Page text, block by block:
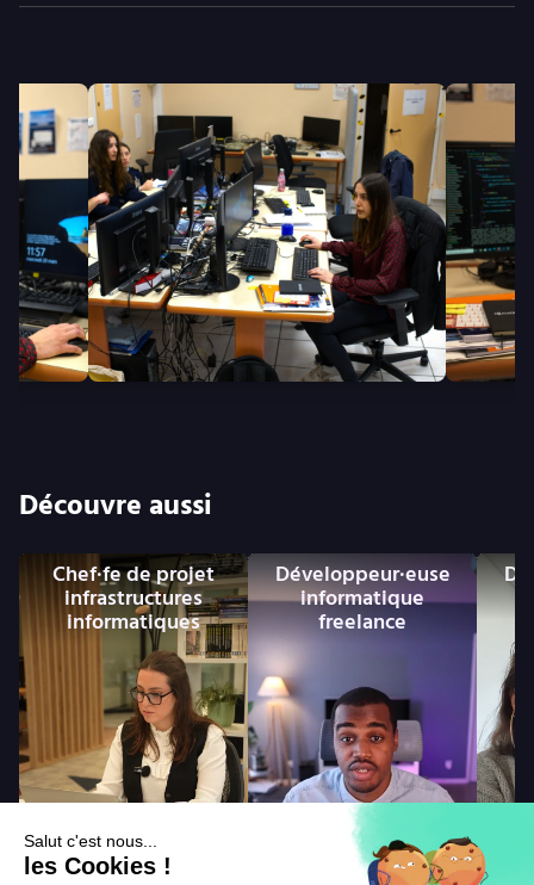
Découvre aussi
Chef·fe de projet
infrastructures
informatiques
Développeur·euse
informatique
freelance